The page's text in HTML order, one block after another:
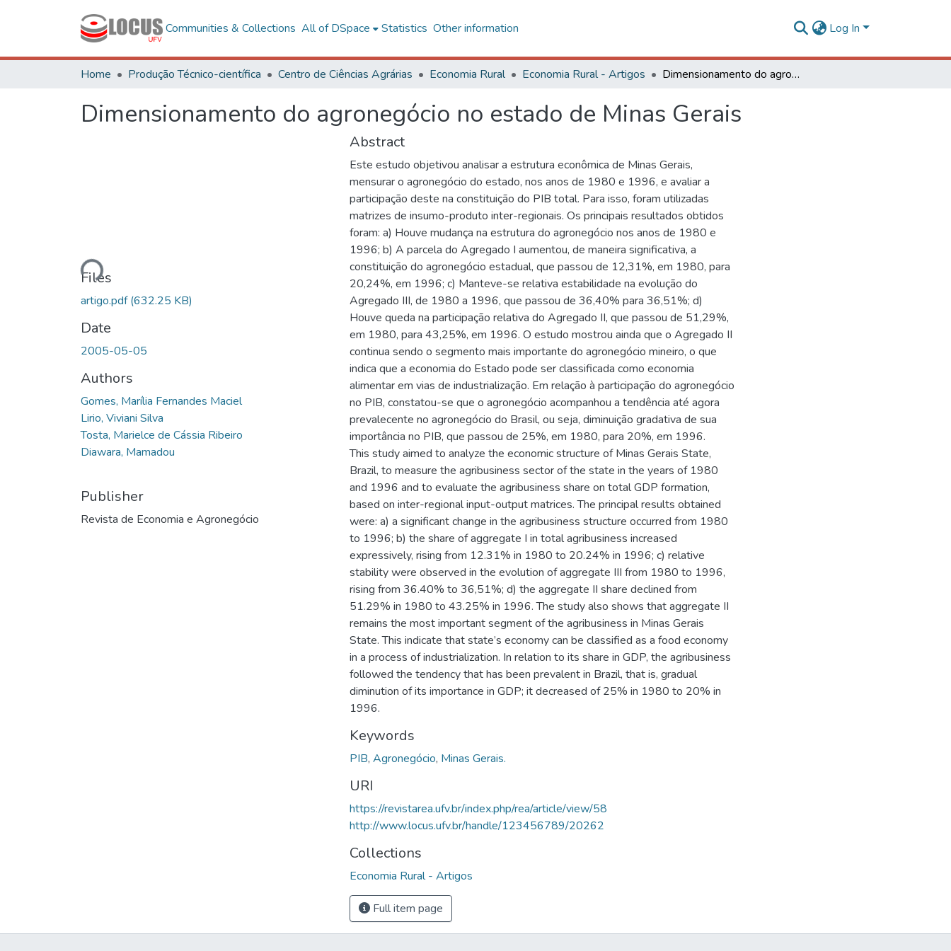
Communities & Collections All of DSpace Statistics Other information Log In
Home Produção Técnico-científica Centro de Ciências Agrárias Economia Rural Economia Rural - Artigos Dimensionamento do agronegócio no estado de Minas Gerais
Dimensionamento do agronegócio no estado de Minas Gerais
Loading...
Files
artigo.pdf(632.25 KB)
Date
2005-05-05
Authors
Gomes, Marília Fernandes Maciel
Lirio, Viviani Silva
Tosta, Marielce de Cássia Ribeiro
Diawara, Mamadou
Publisher
Revista de Economia e Agronegócio
Abstract
Este estudo objetivou analisar a estrutura econômica de Minas Gerais,
mensurar o agronegócio do estado, nos anos de 1980 e 1996, e avaliar a
participação deste na constituição do PIB total. Para isso, foram utilizadas
matrizes de insumo-produto inter-regionais. Os principais resultados obtidos
foram: a) Houve mudança na estrutura do agronegócio nos anos de 1980 e
1996; b) A parcela do Agregado I aumentou, de maneira significativa, a
constituição do agronegócio estadual, que passou de 12,31%, em 1980, para
20,24%, em 1996; c) Manteve-se relativa estabilidade na evolução do
Agregado III, de 1980 a 1996, que passou de 36,40% para 36,51%; d)
Houve queda na participação relativa do Agregado II, que passou de 51,29%,
em 1980, para 43,25%, em 1996. O estudo mostrou ainda que o Agregado II
continua sendo o segmento mais importante do agronegócio mineiro, o que
indica que a economia do Estado pode ser classificada como economia
alimentar em vias de industrialização. Em relação à participação do agronegócio
no PIB, constatou-se que o agronegócio acompanhou a tendência até agora
prevalecente no agronegócio do Brasil, ou seja, diminuição gradativa de sua
importância no PIB, que passou de 25%, em 1980, para 20%, em 1996.
This study aimed to analyze the economic structure of Minas Gerais State,
Brazil, to measure the agribusiness sector of the state in the years of 1980
and 1996 and to evaluate the agribusiness share on total GDP formation,
based on inter-regional input-output matrices. The principal results obtained
were: a) a significant change in the agribusiness structure occurred from 1980
to 1996; b) the share of aggregate I in total agribusiness increased
expressively, rising from 12.31% in 1980 to 20.24% in 1996; c) relative
stability were observed in the evolution of aggregate III from 1980 to 1996,
rising from 36.40% to 36,51%; d) the aggregate II share declined from
51.29% in 1980 to 43.25% in 1996. The study also shows that aggregate II
remains the most important segment of the agribusiness in Minas Gerais
State. This indicate that state’s economy can be classified as a food economy
in a process of industrialization. In relation to its share in GDP, the agribusiness
followed the tendency that has been prevalent in Brazil, that is, gradual
diminution of its importance in GDP; it decreased of 25% in 1980 to 20% in
1996.
Keywords
PIB, Agronegócio, Minas Gerais.
URI
https://revistarea.ufv.br/index.php/rea/article/view/58
http://www.locus.ufv.br/handle/123456789/20262
Collections
Economia Rural - Artigos
Full item page